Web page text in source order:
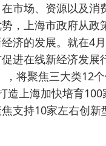
市场、资源以及消
，上海市政府从政
济的发展。就在4
进在线新经济发展
，将聚焦三大类12
造上海加快培育
支持10家左右创新